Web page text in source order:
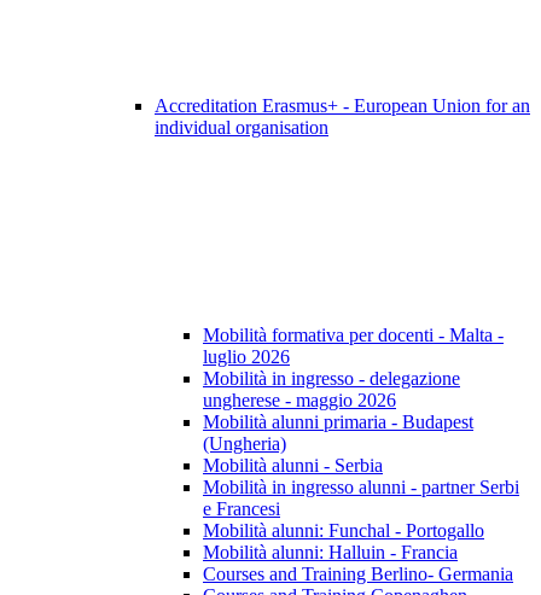
Accreditation Erasmus+ - European Union for an
individual organisation
Mobilità formativa per docenti - Malta -
luglio 2026
Mobilità in ingresso - delegazione
ungherese - maggio 2026
Mobilità alunni primaria - Budapest
(Ungheria)
Mobilità alunni - Serbia
Mobilità in ingresso alunni - partner Serbi
e Francesi
Mobilità alunni: Funchal - Portogallo
Mobilità alunni: Halluin - Francia
Courses and Training Berlino- Germania